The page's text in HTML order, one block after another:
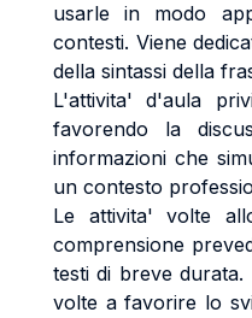
usarle in modo
contesti. Viene
della sintassi della
L'attivita' d'aula
favorendo la
informazioni che
un contesto
Le attivita' volte
comprensione
testi di breve
volte a favorire lo